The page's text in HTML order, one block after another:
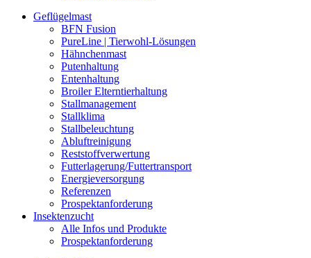
Geflügelmast
BFN Fusion
PureLine | Tierwohl-Lösungen
Hähnchenmast
Putenhaltung
Entenhaltung
Broiler Elterntierhaltung
Stallmanagement
Stallklima
Stallbeleuchtung
Abluftreinigung
Reststoffverwertung
Futterlagerung/Futtertransport
Energieversorgung
Referenzen
Prospektanforderung
Insektenzucht
Alle Infos und Produkte
Prospektanforderung